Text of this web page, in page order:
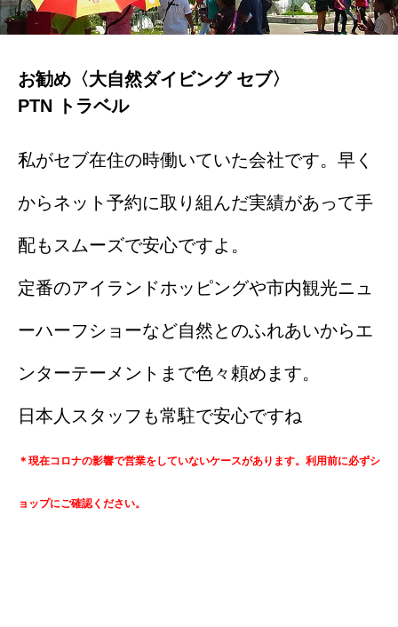
お勧め〈大自然ダイビング セブ〉
PTN トラベル
私がセブ在住の時働いていた会社です。早く
からネット予約に取り組んだ実績があって手
配もスムーズで安心ですよ。
定番のアイランドホッピングや市内観光ニュ
ーハーフショーなど自然とのふれあいからエ
ンターテーメントまで色々頼めます。
日本人スタッフも常駐で安心ですね
＊現在コロナの影響で営業をしていないケースがあります。利用前に必ずシ
ョップにご確認ください。